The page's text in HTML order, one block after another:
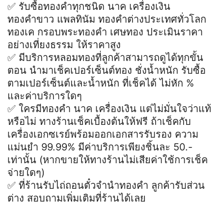
✅️ รับซื้อทองคำทุกชนิด นาค เครื่องเงิน
ทองคำขาว แพลทินัม ทองคำต่างประเทศทั่วโลก
ทองเค กรอบพระทองคำ เศษทอง ประเมินราคา
อย่างเที่ยงธรรม ให้ราคาสูง
✅️ มีบริการหลอมทองที่ลูกค้าสามารถดูได้ทุกขั้น
ตอน นํามาเช็คเปอร์เซ็นต์ทอง ชั่งน้ำหนัก รับซื้อ
ตามเปอร์เซ็นต์และน้ำหนัก ที่เช็คได้ ไม่หัก %
และค่าบริการใดๆ
✅️ ใครมีทองคำ นาค เครื่องเงิน แต่ไม่มั่นใจว่าแท้
หรือไม่ ทางร้านเช็คเบื้องต้นให้ฟรี ถ้าเช็คกับ
เครื่องเอกซเรย์พร้อมออกเอกสารรับรอง ความ
แม่นยำ 99.99% มีค่าบริการเพียงชิ้นละ 50.-
เท่านั้น (หากขายให้ทางร้านไม่เสียค่าใช้การเช็ค
จ่ายใดๆ)
✅️ ที่ร้านรับไถ่ถอนตั๋วจำนำทองคำ ลูกค้ารับส่วน
ต่าง สอบถามเพิ่มเติมที่ร้านได้เลย